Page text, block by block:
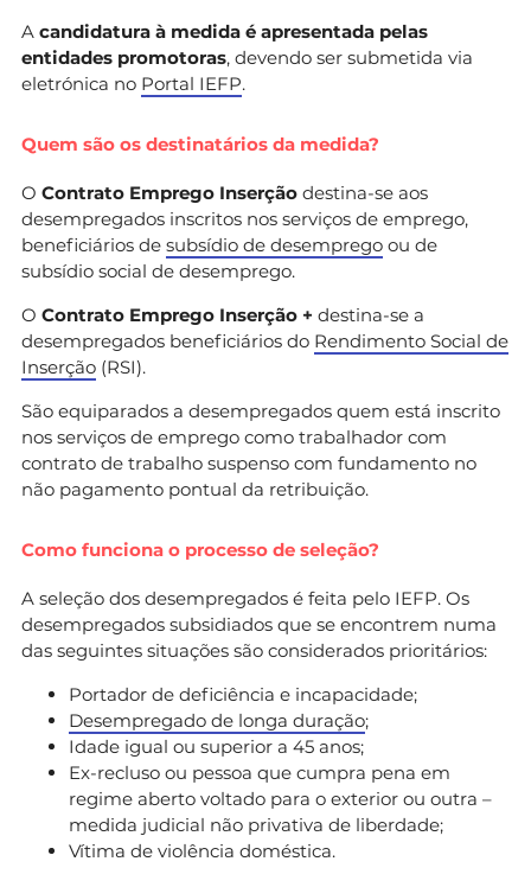
A candidatura à medida é apresentada pelas
entidades promotoras, devendo ser submetida via
eletrónica no Portal IEFP.
Quem são os destinatários da medida?
O Contrato Emprego Inserção destina-se aos
desempregados inscritos nos serviços de emprego,
beneficiários de subsídio de desemprego ou de
subsídio social de desemprego.
O Contrato Emprego Inserção + destina-se a
desempregados beneficiários do Rendimento Social de
Inserção (RSI).
São equiparados a desempregados quem está inscrito
nos serviços de emprego como trabalhador com
contrato de trabalho suspenso com fundamento no
não pagamento pontual da retribuição.
Como funciona o processo de seleção?
A seleção dos desempregados é feita pelo IEFP. Os
desempregados subsidiados que se encontrem numa
das seguintes situações são considerados prioritários:
Portador de deficiência e incapacidade;
Desempregado de longa duração;
Idade igual ou superior a 45 anos;
Ex-recluso ou pessoa que cumpra pena em
regime aberto voltado para o exterior ou outra –
medida judicial não privativa de liberdade;
Vítima de violência doméstica.